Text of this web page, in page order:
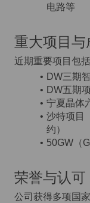
电路等
重大项目与
近期重要项目包括
DW三期
DW五期
宁夏晶体
沙特项目
约）
50GW（
荣誉与认可
公司获得多项国